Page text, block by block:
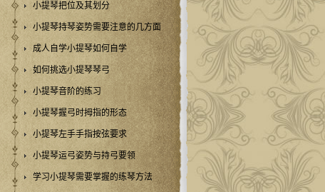
小提琴把位及其划分
小提琴持琴姿势需要注意的几方面
成人自学小提琴如何自学
如何挑选小提琴琴弓
小提琴音阶的练习
小提琴握弓时拇指的形态
小提琴左手手指按弦要求
小提琴运弓姿势与持弓要领
学习小提琴需要掌握的练琴方法